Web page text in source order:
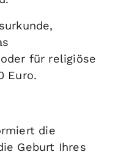
für religiöse
Euro.
die
Geburt Ihres